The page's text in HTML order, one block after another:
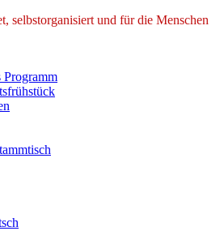
selbstorganisiert und für die Menschen
Programm